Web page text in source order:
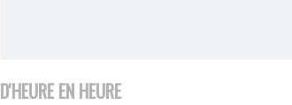
D'HEURE EN HEURE